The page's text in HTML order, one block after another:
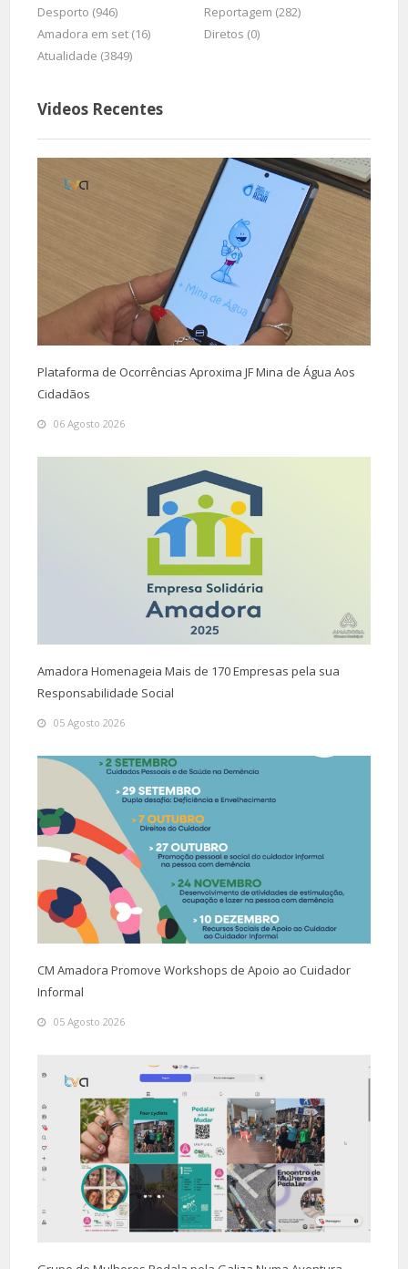
Desporto (946)
Reportagem (282)
Amadora em set (16)
Diretos (0)
Atualidade (3849)
Videos Recentes
Plataforma de Ocorrências Aproxima JF Mina de Água Aos
Cidadãos
06 Agosto 2026
Amadora Homenageia Mais de 170 Empresas pela sua
Responsabilidade Social
05 Agosto 2026
CM Amadora Promove Workshops de Apoio ao Cuidador
Informal
05 Agosto 2026